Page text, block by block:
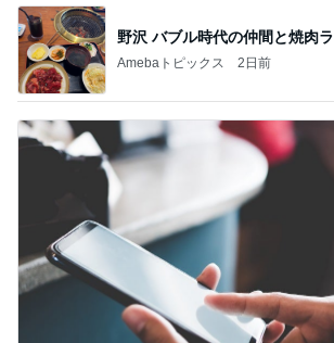
野沢 バブル時代の仲間と焼肉
Amebaトピックス 2日前